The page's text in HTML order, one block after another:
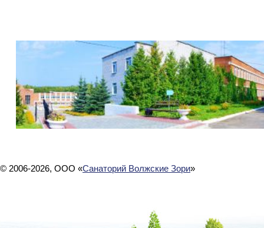
© 2006-2026, ООО «Санаторий Волжские Зори»